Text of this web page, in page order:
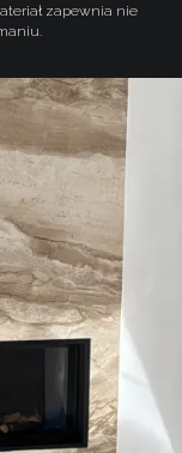
zapewnia nie